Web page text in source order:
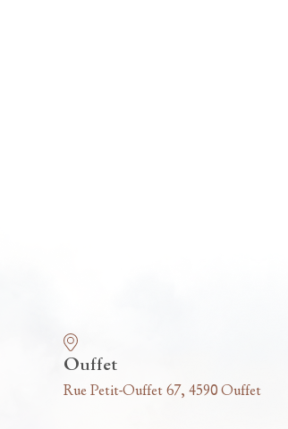
Ouffet
Rue Petit-Ouffet 67, 4590 Ouffet